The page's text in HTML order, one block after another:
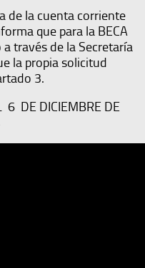
de la cuenta corriente
que para la BECA
través de la Secretaría
la propia solicitud
3.
6 DE DICIEMBRE DE